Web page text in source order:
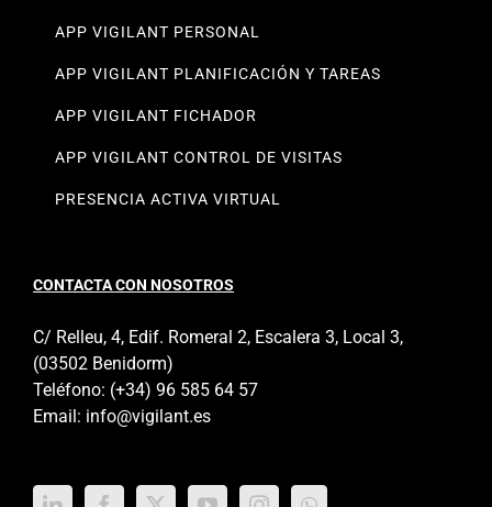
APP VIGILANT PERSONAL
APP VIGILANT PLANIFICACIÓN Y TAREAS
APP VIGILANT FICHADOR
APP VIGILANT CONTROL DE VISITAS
PRESENCIA ACTIVA VIRTUAL
CONTACTA CON NOSOTROS
C/ Relleu, 4, Edif. Romeral 2, Escalera 3, Local 3,
(03502 Benidorm)
Teléfono: (+34) 96 585 64 57
Email: info@vigilant.es